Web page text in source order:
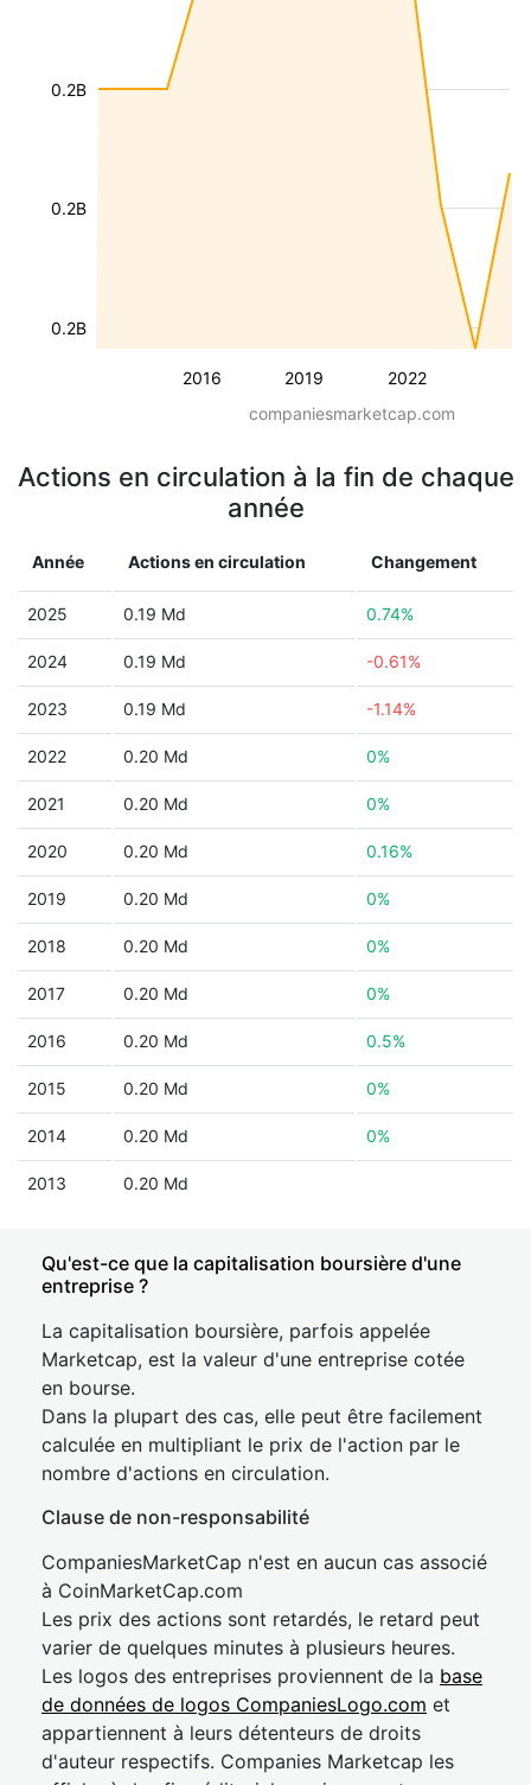
2016 2019 2022
0.2B
0.2B
0.2B
companiesmarketcap.com
Actions en circulation à la fin de chaque
année
Année Actions en circulation Changement
2025 0.19 Md 0.74%
2024 0.19 Md -0.61%
2023 0.19 Md -1.14%
2022 0.20 Md 0%
2021 0.20 Md 0%
2020 0.20 Md 0.16%
2019 0.20 Md 0%
2018 0.20 Md 0%
2017 0.20 Md 0%
2016 0.20 Md 0.5%
2015 0.20 Md 0%
2014 0.20 Md 0%
2013 0.20 Md
Qu'est-ce que la capitalisation boursière d'une
entreprise ?
La capitalisation boursière, parfois appelée
Marketcap, est la valeur d'une entreprise cotée
en bourse.
Dans la plupart des cas, elle peut être facilement
calculée en multipliant le prix de l'action par le
nombre d'actions en circulation.
Clause de non-responsabilité
CompaniesMarketCap n'est en aucun cas associé
à CoinMarketCap.com
Les prix des actions sont retardés, le retard peut
varier de quelques minutes à plusieurs heures.
Les logos des entreprises proviennent de la base
de données de logos CompaniesLogo.com et
appartiennent à leurs détenteurs de droits
d'auteur respectifs. Companies Marketcap les